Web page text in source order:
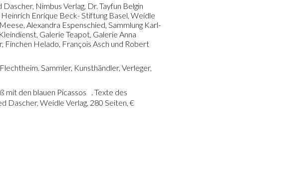
Nimbus Verlag, Dr. Tayfun Belgin
Enrique Beck- Stiftung Basel, Weidle
Alexandra Espenschied, Sammlung Karl-
Galerie Teapot, Galerie Anna
Finchen Helado, François Asch und Robert
Sammler, Kunsthändler, Verleger,
mit den blauen Picassos . Texte des
Dascher, Weidle Verlag, 280 Seiten, €